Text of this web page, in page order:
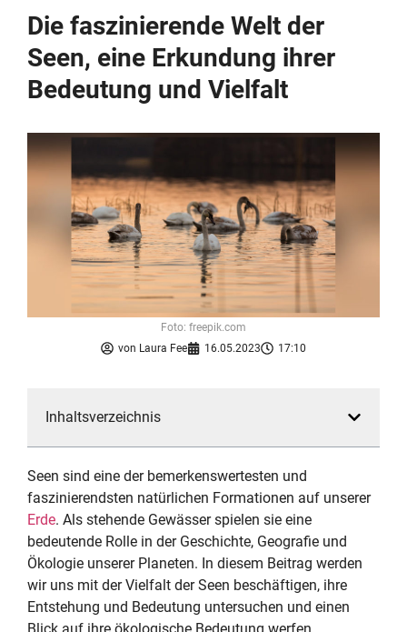
Die faszinierende Welt der
Seen, eine Erkundung ihrer
Bedeutung und Vielfalt
von Laura Fee 16.05.2023 17:10
Foto: freepik.com
Inhaltsverzeichnis
Seen sind eine der bemerkenswertesten und
faszinierendsten natürlichen Formationen auf unserer
Erde. Als stehende Gewässer spielen sie eine
bedeutende Rolle in der Geschichte, Geografie und
Ökologie unserer Planeten. In diesem Beitrag werden
wir uns mit der Vielfalt der Seen beschäftigen, ihre
Entstehung und Bedeutung untersuchen und einen